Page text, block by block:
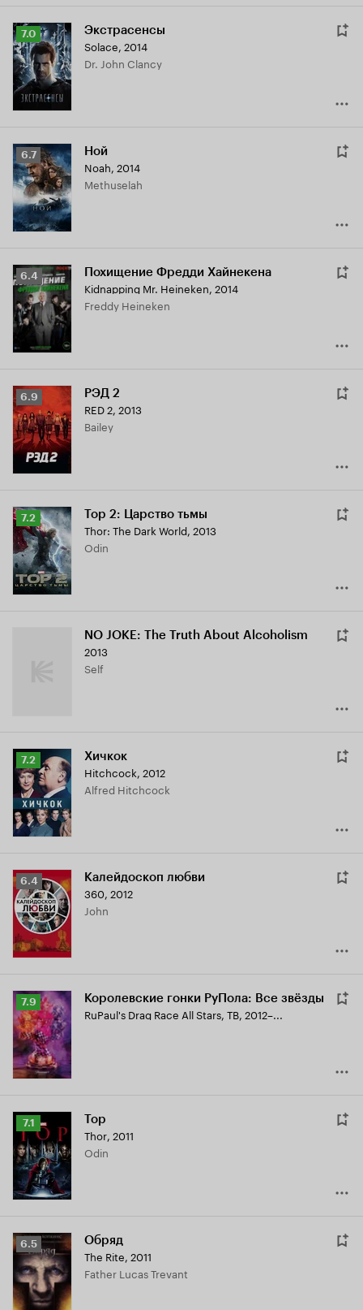
Рейтинг
Кинопоиска
7.0
7.0 Экстрасенсы
Solace, 2014
Dr. John Clancy
Рейтинг
Кинопоиска
6.7
6.7 Ной
Noah, 2014
Methuselah
Рейтинг
Кинопоиска
6.4
6.4 Похищение Фредди Хайнекена
Kidnapping Mr. Heineken, 2014
Freddy Heineken
Рейтинг
Кинопоиска
6.9
6.9 РЭД 2
RED 2, 2013
Bailey
Рейтинг
Кинопоиска
7.2
7.2 Тор 2: Царство тьмы
Thor: The Dark World, 2013
Odin
NO JOKE: The Truth About Alcoholism
2013
Self
Рейтинг
Кинопоиска
7.2
7.2 Хичкок
Hitchcock, 2012
Alfred Hitchcock
Рейтинг
Кинопоиска
6.4
6.4 Калейдоскоп любви
360, 2012
John
Рейтинг
Кинопоиска
7.9
7.9 Королевские гонки РуПола: Все звёзды
RuPaul's Drag Race All Stars, ТВ, 2012–...
Рейтинг
Кинопоиска
7.1
7.1 Тор
Thor, 2011
Odin
Рейтинг
Кинопоиска
6.5
6.5 Обряд
The Rite, 2011
Father Lucas Trevant